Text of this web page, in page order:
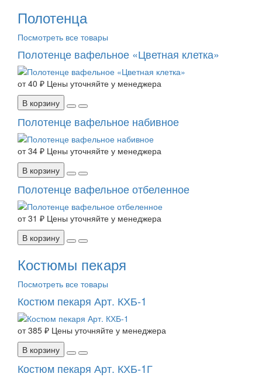
Полотенца
Посмотреть все товары
Полотенце вафельное «Цветная клетка»
от 40 ₽ Цены уточняйте у менеджера
В корзину
Полотенце вафельное набивное
от 34 ₽ Цены уточняйте у менеджера
В корзину
Полотенце вафельное отбеленное
от 31 ₽ Цены уточняйте у менеджера
В корзину
Костюмы пекаря
Посмотреть все товары
Костюм пекаря Арт. КХБ-1
от 385 ₽ Цены уточняйте у менеджера
В корзину
Костюм пекаря Арт. КХБ-1Г